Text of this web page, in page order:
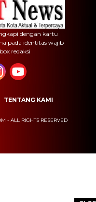
dengan kartu
pada identitas wajib
redaksi
TENTANG KAMI
- ALL RIGHTS RESERVED